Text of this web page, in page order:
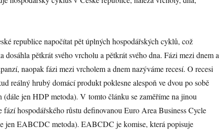
republice napočítat pět úplných hospodářských cyklů, což
dosáhla pětkrát svého vrcholu a pětkrát svého dna. Fázi mezi dnem a
naopak fázi mezi vrcholem a dnem nazýváme recesí. O recesi
reálný hrubý domácí produkt poklesne alespoň ve dvou po sobě
(dále jen HDP metoda). V tomto článku se zaměříme na jinou
hospodářského růstu definovanou Euro Area Business Cycle
jen EABCDC metoda). EABCDC je komise, která popisuje